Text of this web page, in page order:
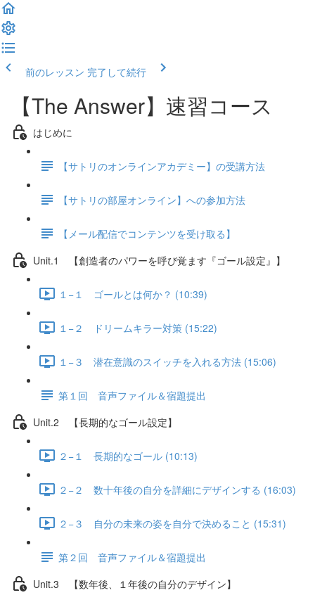
前のレッスン 完了して続行
【The Answer】速習コース
はじめに
【サトリのオンラインアカデミー】の受講方法
【サトリの部屋オンライン】への参加方法
【メール配信でコンテンツを受け取る】
Unit.1 【創造者のパワーを呼び覚ます『ゴール設定』】
１−１ ゴールとは何か？ (10:39)
１−２ ドリームキラー対策 (15:22)
１−３ 潜在意識のスイッチを入れる方法 (15:06)
第１回 音声ファイル＆宿題提出
Unit.2 【長期的なゴール設定】
２−１ 長期的なゴール (10:13)
２−２ 数十年後の自分を詳細にデザインする (16:03)
２−３ 自分の未来の姿を自分で決めること (15:31)
第２回 音声ファイル＆宿題提出
Unit.3 【数年後、１年後の自分のデザイン】